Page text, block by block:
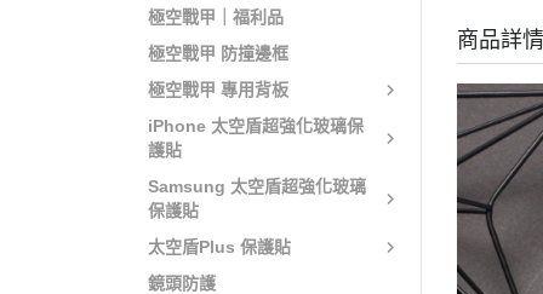
極空戰甲｜福利品
極空戰甲 防撞邊框
極空戰甲 專用背板
iPhone 太空盾超強化玻璃保
護貼
Samsung 太空盾超強化玻璃
保護貼
太空盾Plus 保護貼
鏡頭防護
商品詳情